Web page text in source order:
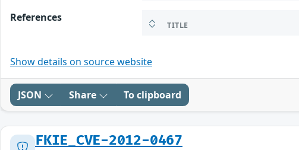
References
TITLE
Show details on source website
JSON Share To clipboard
FKIE_CVE-2012-0467